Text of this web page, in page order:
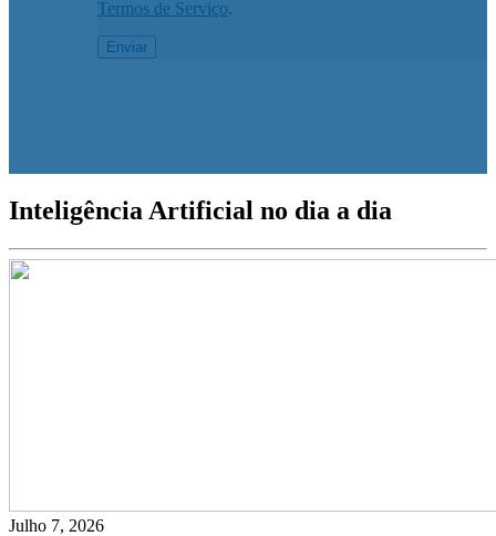
Termos de Serviço.
Inteligência Artificial no dia a dia
Julho 7, 2026